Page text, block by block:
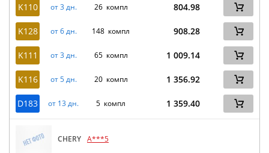
K110
от 3 дн. 26 компл 804.98
K128 от 6 дн. 148 компл 908.28
K111 от 3 дн. 65 компл 1 009.14
K116 от 5 дн. 20 компл 1 356.92
D183 от 13 дн. 5 компл 1 359.40
CHERY A***5